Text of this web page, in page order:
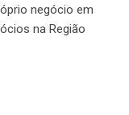
negócio em
na Região